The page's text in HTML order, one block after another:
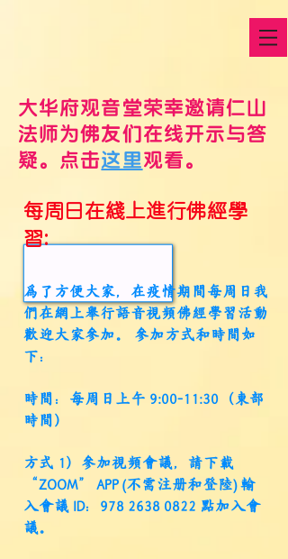
大华府观音堂荣幸邀请仁山
法师为佛友们在线开示与答
疑。点击这里观看。
每周日在线上进行佛经学
习:
为了方便大家，在疫情期间每周日我
们在网上举行语音视频佛经学习活动
欢迎大家参加。 参加方式和时间如
下：
时间：每周日上午 9:00-11:30（东部
时间）
方式 1）参加视频会议，请下载
“ZOOM” APP (不需注册和登陆) 输
入会议 ID：978 2638 0822 点加入会
议。